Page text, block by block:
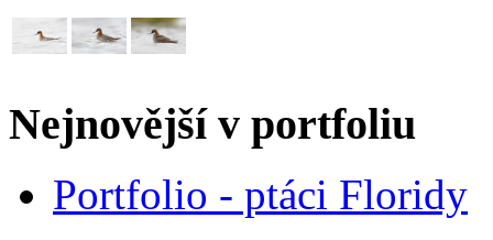
Nejnovější v portfoliu
Portfolio - ptáci Floridy